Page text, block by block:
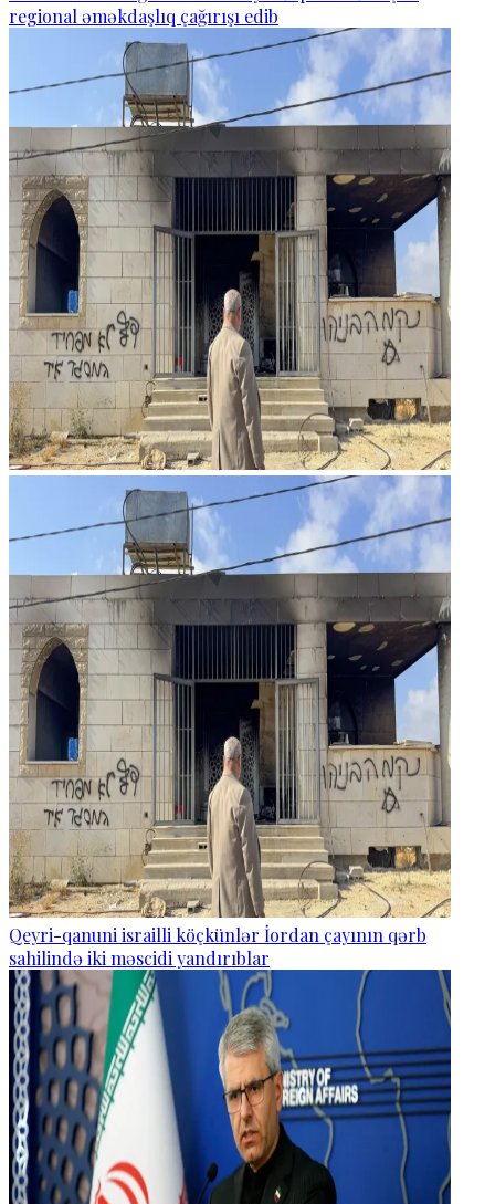
regional əməkdaşlıq çağırışı edib
Qeyri-qanuni israilli köçkünlər İordan çayının qərb
sahilində iki məscidi yandırıblar